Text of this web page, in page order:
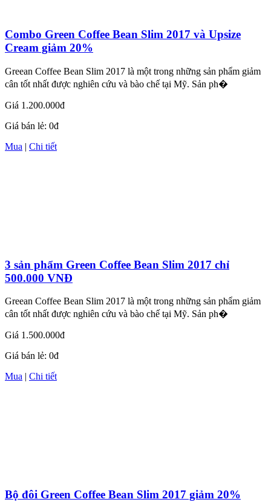
Combo Green Coffee Bean Slim 2017 và Upsize
Cream giảm 20%
Greean Coffee Bean Slim 2017 là một trong những sản phẩm giảm
cân tốt nhất được nghiên cứu và bào chế tại Mỹ. Sản ph�
Giá 1.200.000đ
Giá bán lẻ: 0đ
Mua | Chi tiết
3 sản phẩm Green Coffee Bean Slim 2017 chỉ
500.000 VNĐ
Greean Coffee Bean Slim 2017 là một trong những sản phẩm giảm
cân tốt nhất được nghiên cứu và bào chế tại Mỹ. Sản ph�
Giá 1.500.000đ
Giá bán lẻ: 0đ
Mua | Chi tiết
Bộ đôi Green Coffee Bean Slim 2017 giảm 20%